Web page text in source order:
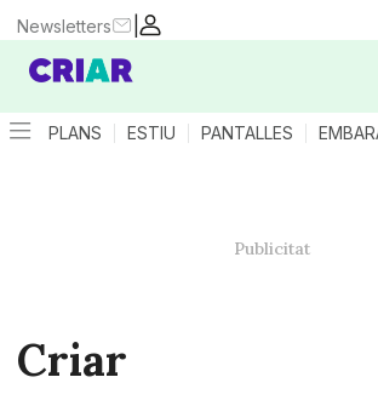
|
Newsletters
PLANS ESTIU PANTALLES
Criar